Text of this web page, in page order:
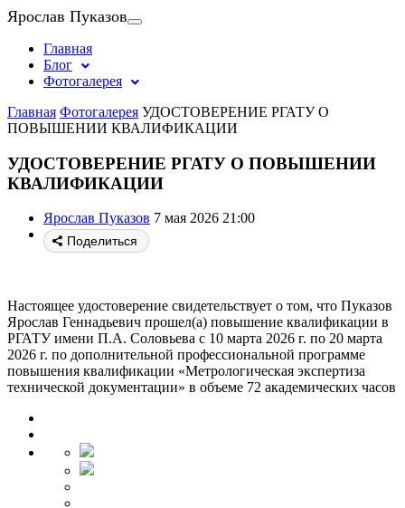
Ярослав Пуказов
Главная
Блог
Фотогалерея
Главная Фотогалерея УДОСТОВЕРЕНИЕ РГАТУ О
ПОВЫШЕНИИ КВАЛИФИКАЦИИ
УДОСТОВЕРЕНИЕ РГАТУ О ПОВЫШЕНИИ
КВАЛИФИКАЦИИ
Ярослав Пуказов 7 мая 2026 21:00
Поделиться
Настоящее удостоверение свидетельствует о том, что Пуказов
Ярослав Геннадьевич прошел(а) повышение квалификации в
РГАТУ имени П.А. Соловьева с 10 марта 2026 г. по 20 марта
2026 г. по дополнительной профессиональной программе
повышения квалификации «Метрологическая экспертиза
технической документации» в объеме 72 академических часов